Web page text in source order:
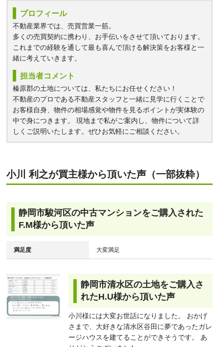
プロフィール
不動産業界では、売買営業一筋。
多くの売買契約に携わり、お手伝いをさせて頂いております。
これまでの経験を通して最も喜んで頂ける解決策をお客様と一
緒に考えていきます。
担当者コメント
榛原郡の土地については、私たちにお任せください！
不動産のプロである不動産スタッフと一緒に見学に行くことで
お客様自身、物件の相場感覚や物件を見るポイントが実体験の
中で身につきます。 現地まで私がご案内し、物件について詳
しくご説明いたします。ぜひお気軽にご相談ください。
小川 利之が買主様から頂いた声（一部抜粋）
静岡市駿河区の中古マンションをご購入された
F.M様から頂いた声
満足度 大変満足
静岡市清水区の土地をご購入さ
れたH.U様から頂いた声
小川様には大変お世話になりました。 おかげ
さまで、大好きな清水区谷田に夢であったガレ
ージハウスを建てることができそうです。 あ